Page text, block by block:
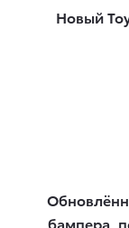
Новый
бампера,